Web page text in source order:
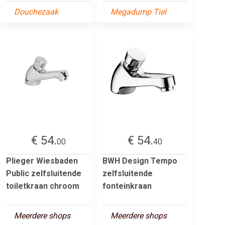
Douchezaak
Megadump Tiel
€ 54.00
Plieger Wiesbaden
Public zelfsluitende
toiletkraan chroom
Meerdere shops
€ 54.40
BWH Design Tempo
zelfsluitende
fonteinkraan
Meerdere shops